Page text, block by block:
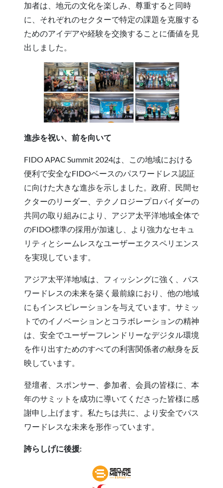
加者は、地元の文化を楽しみ、尊重すると同時
に、それぞれのセクターで特定の課題を克服する
ためのアイデアや経験を交換することに価値を見
出しました。
進歩を祝い、前を向いて
FIDO APAC Summit 2024は、この地域における
便利で安全なFIDOベースのパスワードレス認証
に向けた大きな進歩を示しました。政府、民間セ
クターのリーダー、テクノロジープロバイダーの
共同の取り組みにより、アジア太平洋地域全体で
のFIDO標準の採用が加速し、より強力なセキュ
リティとシームレスなユーザーエクスペリエンス
を実現しています。
アジア太平洋地域は、フィッシングに強く、パス
ワードレスの未来を築く最前線におり、他の地域
にもインスピレーションを与えています。サミッ
トでのイノベーションとコラボレーションの精神
は、安全でユーザーフレンドリーなデジタル環境
を作り出すためのすべての利害関係者の献身を反
映しています。
登壇者、スポンサー、参加者、会員の皆様に、本
年のサミットを成功に導いてくださった皆様に感
謝申し上げます。私たちは共に、より安全でパス
ワードレスな未来を形作っています。
誇らしげに後援: